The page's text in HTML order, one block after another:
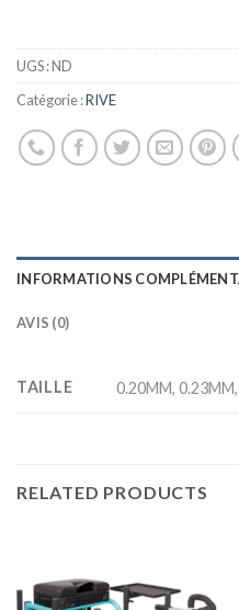
UGS :ND
Catégorie :RIVE
INFORMATIONS
AVIS (0)
TAILLE 0.20MM,
RELATED PRODUCTS